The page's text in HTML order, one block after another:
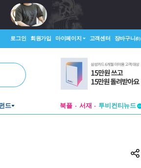
로그인 회원가입 마이페이지 고객센터 장바구니(0)
드 북플 서재
투비컨티뉴드